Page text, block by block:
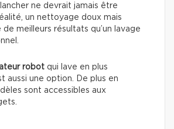
ne devrait jamais être
un nettoyage doux mais
meilleurs résultats qu’un lavage
robot qui lave en plus
aussi une option. De plus en
sont accessibles aux